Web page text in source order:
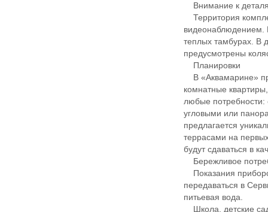
Внимание к
Территория
видеонаблюдением.
теплых тамбурах. В
предусмотрены
Планировки
В «Аквамарине»
комнатные
любые потребности:
угловыми или
предлагается
террасами на
будут сдаваться в
Бережливое
Показания
передаваться в
питьевая вода.
Школа, детские